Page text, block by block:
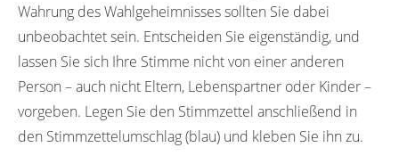
Wahrung des Wahlgeheimnisses sollten Sie dabei
unbeobachtet sein. Entscheiden Sie eigenständig, und
lassen Sie sich Ihre Stimme nicht von einer anderen
Person – auch nicht Eltern, Lebenspartner oder Kinder –
vorgeben. Legen Sie den Stimmzettel anschließend in
den Stimmzettelumschlag (blau) und kleben Sie ihn zu.